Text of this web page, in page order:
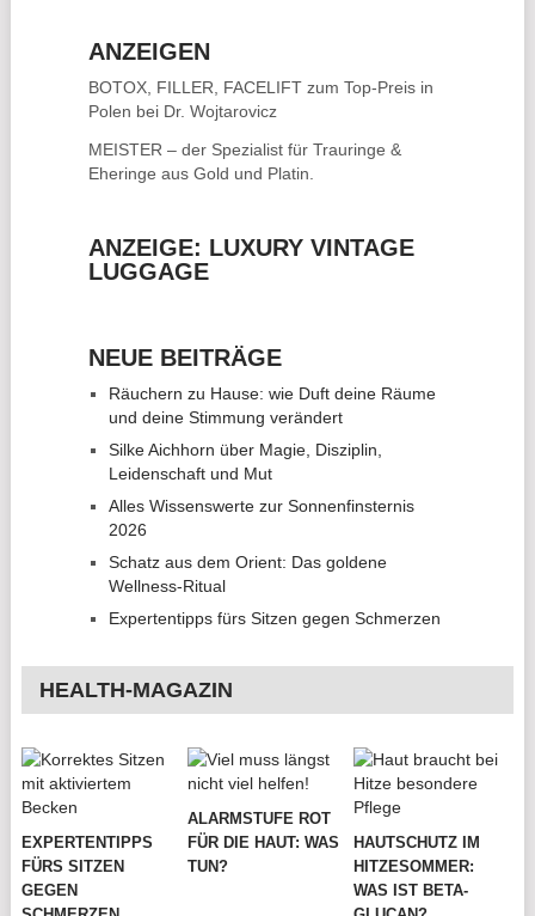
ANZEIGEN
BOTOX, FILLER, FACELIFTzum Top-Preis in
Polen bei Dr. Wojtarovicz
MEISTER – der Spezialist für Trauringe &
Eheringe aus Gold und Platin.
ANZEIGE: LUXURY VINTAGE
LUGGAGE
NEUE BEITRÄGE
Räuchern zu Hause: wie Duft deine Räume
und deine Stimmung verändert
Silke Aichhorn über Magie, Disziplin,
Leidenschaft und Mut
Alles Wissenswerte zur Sonnenfinsternis
2026
Schatz aus dem Orient: Das goldene
Wellness-Ritual
Expertentipps fürs Sitzen gegen Schmerzen
HEALTH-MAGAZIN
EXPERTENTIPPS
FÜRS SITZEN
GEGEN
ALARMSTUFE ROT
FÜR DIE HAUT: WAS
TUN?
HAUTSCHUTZ IM
HITZESOMMER:
WAS IST BETA-